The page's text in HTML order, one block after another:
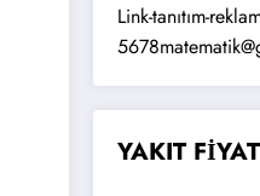
Link-tanıtım-
YAKIT